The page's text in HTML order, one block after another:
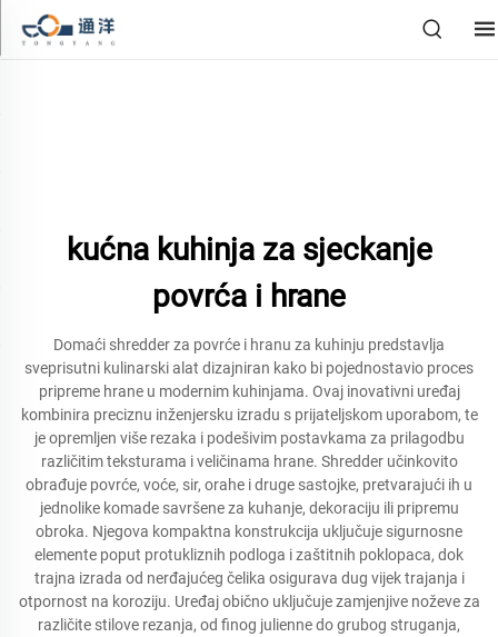
kućna kuhinja za sjeckanje
povrća i hrane
Domaći shredder za povrće i hranu za kuhinju predstavlja
sveprisutni kulinarski alat dizajniran kako bi pojednostavio proces
pripreme hrane u modernim kuhinjama. Ovaj inovativni uređaj
kombinira preciznu inženjersku izradu s prijateljskom uporabom, te
je opremljen više rezaka i podešivim postavkama za prilagodbu
različitim teksturama i veličinama hrane. Shredder učinkovito
obrađuje povrće, voće, sir, orahe i druge sastojke, pretvarajući ih u
jednolike komade savršene za kuhanje, dekoraciju ili pripremu
obroka. Njegova kompaktna konstrukcija uključuje sigurnosne
elemente poput protukliznih podloga i zaštitnih poklopaca, dok
trajna izrada od nerđajućeg čelika osigurava dug vijek trajanja i
otpornost na koroziju. Uređaj obično uključuje zamjenjive noževe za
različite stilove rezanja, od finog julienne do grubog struganja,